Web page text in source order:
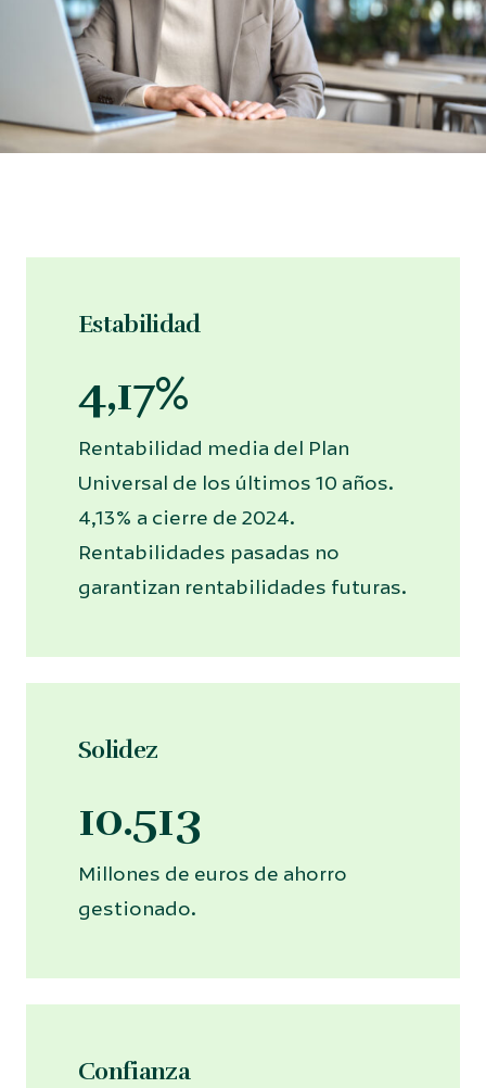
Estabilidad
4,17%
Rentabilidad media del Plan
Universal de los últimos 10 años.
4,13% a cierre de 2024.
Rentabilidades pasadas no
garantizan rentabilidades futuras.
Solidez
10.513
Millones de euros de ahorro
gestionado.
Confianza